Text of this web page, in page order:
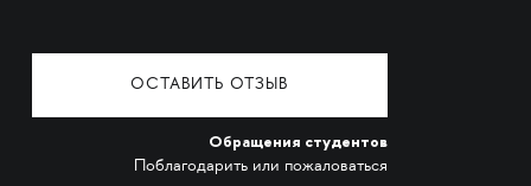
ОСТАВИТЬ ОТЗЫВ
Обращения студентов
Поблагодарить или пожаловаться